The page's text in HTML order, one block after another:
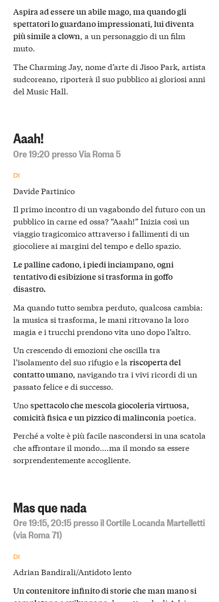
Aspira ad essere un abile mago, ma quando gli
spettatori lo guardano impressionati, lui diventa
più simile a clown, a un personaggio di un film
muto.
The Charming Jay, nome d’arte di Jisoo Park, artista
sudcoreano, riporterà il suo pubblico ai gloriosi anni
del Music Hall.
Aaah!
Ore 19:20 presso Via Roma 5
DI
Davide Partinico
Il primo incontro di un vagabondo del futuro con un
pubblico in carne ed ossa? “Aaah!” Inizia così un
viaggio tragicomico attraverso i fallimenti di un
giocoliere ai margini del tempo e dello spazio.
Le palline cadono, i piedi inciampano, ogni
tentativo di esibizione si trasforma in goffo
disastro.
Ma quando tutto sembra perduto, qualcosa cambia:
la musica si trasforma, le mani ritrovano la loro
magia e i trucchi prendono vita uno dopo l’altro.
Un crescendo di emozioni che oscilla tra
l’isolamento del suo rifugio e la riscoperta del
contatto umano, navigando tra i vivi ricordi di un
passato felice e di successo.
Unospettacolo che mescola giocoleria virtuosa,
comicità fisica e un pizzico di malinconiapoetica.
Perché a volte è più facile nascondersi in una scatola
che affrontare il mondo….ma il mondo sa essere
sorprendentemente accogliente.
Mas que nada
Ore 19:15, 20:15 presso il Cortile Locanda Martelletti
(via Roma 71)
DI
Adrian Bandirali/Antidoto lento
Un contenitore infinito di storie che man mano si